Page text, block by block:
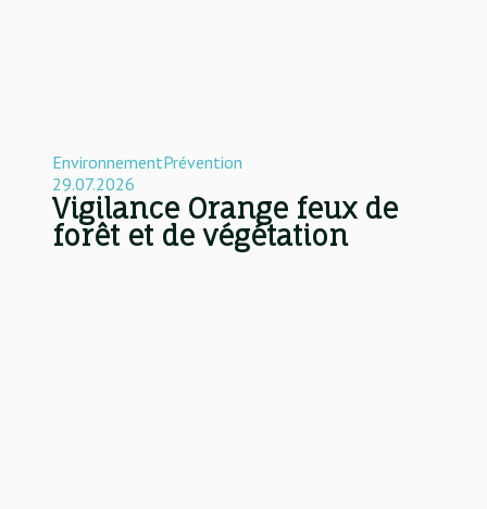
EnvironnementPrévention
29.07.2026
Vigilance Orange feux de
forêt et de végétation